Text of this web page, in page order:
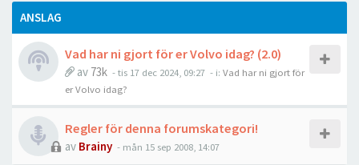
ANSLAG
Vad har ni gjort för er Volvo idag? (2.0)
av 73k - tis 17 dec 2024, 09:27 - i: Vad har ni gjort för
er Volvo idag?
Regler för denna forumskategori!
av Brainy - mån 15 sep 2008, 14:07